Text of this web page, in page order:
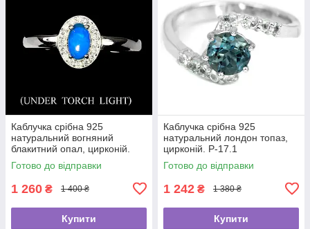
Каблучка срібна 925
натуральний вогняний
блакитний опал, цирконій.
Р-17.7.
Готово до відправки
1 260 ₴ 1 400 ₴
Купити
Каблучка срібна 925
натуральний лондон топаз,
цирконій. Р-17.1
Готово до відправки
1 242 ₴ 1 380 ₴
Купити